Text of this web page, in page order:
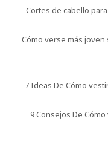
Cortes de cabello
Cómo verse más
7 Ideas De Cómo
9 Consejos De